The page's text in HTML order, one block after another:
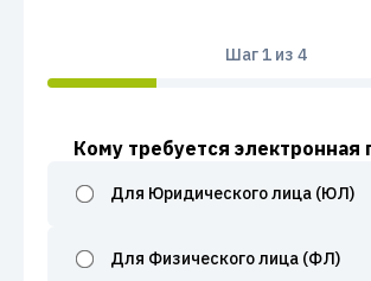
Шаг1из 4
Кому требуется электронная
Для Юридического лица (ЮЛ)
Для Физического лица (ФЛ)